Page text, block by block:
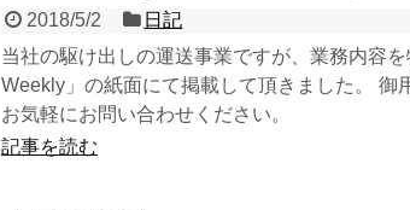
2018/5/2
日記
当社の駆け出しの運送事業ですが、業務内容
Weekly」の紙面にて掲載して頂きました。 御
お気軽にお問い合わせください。
記事を読む